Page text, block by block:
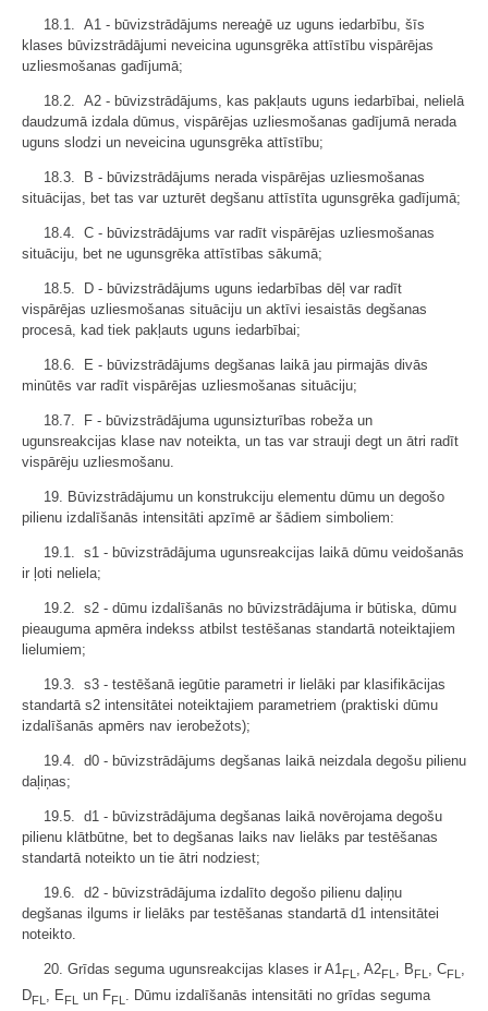
18.1. A1 - būvizstrādājums nereaģē uz uguns iedarbību, šīs
klases būvizstrādājumi neveicina ugunsgrēka attīstību vispārējas
uzliesmošanas gadījumā;
18.2. A2 - būvizstrādājums, kas pakļauts uguns iedarbībai, nelielā
daudzumā izdala dūmus, vispārējas uzliesmošanas gadījumā nerada
uguns slodzi un neveicina ugunsgrēka attīstību;
18.3. B - būvizstrādājums nerada vispārējas uzliesmošanas
situācijas, bet tas var uzturēt degšanu attīstīta ugunsgrēka gadījumā;
18.4. C - būvizstrādājums var radīt vispārējas uzliesmošanas
situāciju, bet ne ugunsgrēka attīstības sākumā;
18.5. D - būvizstrādājums uguns iedarbības dēļ var radīt
vispārējas uzliesmošanas situāciju un aktīvi iesaistās degšanas
procesā, kad tiek pakļauts uguns iedarbībai;
18.6. E - būvizstrādājums degšanas laikā jau pirmajās divās
minūtēs var radīt vispārējas uzliesmošanas situāciju;
18.7. F - būvizstrādājuma ugunsizturības robeža un
ugunsreakcijas klase nav noteikta, un tas var strauji degt un ātri radīt
vispārēju uzliesmošanu.
19. Būvizstrādājumu un konstrukciju elementu dūmu un degošo
pilienu izdalīšanās intensitāti apzīmē ar šādiem simboliem:
19.1. s1 - būvizstrādājuma ugunsreakcijas laikā dūmu veidošanās
ir ļoti neliela;
19.2. s2 - dūmu izdalīšanās no būvizstrādājuma ir būtiska, dūmu
pieauguma apmēra indekss atbilst testēšanas standartā noteiktajiem
lielumiem;
19.3. s3 - testēšanā iegūtie parametri ir lielāki par klasifikācijas
standartā s2 intensitātei noteiktajiem parametriem (praktiski dūmu
izdalīšanās apmērs nav ierobežots);
19.4. d0 - būvizstrādājums degšanas laikā neizdala degošu pilienu
daļiņas;
19.5. d1 - būvizstrādājuma degšanas laikā novērojama degošu
pilienu klātbūtne, bet to degšanas laiks nav lielāks par testēšanas
standartā noteikto un tie ātri nodziest;
19.6. d2 - būvizstrādājuma izdalīto degošo pilienu daļiņu
degšanas ilgums ir lielāks par testēšanas standartā d1 intensitātei
noteikto.
20. Grīdas seguma ugunsreakcijas klases ir A1FL , A2FL , BFL , CFL ,
DFL , EFL un FFL
. Dūmu izdalīšanās intensitāti no grīdas seguma